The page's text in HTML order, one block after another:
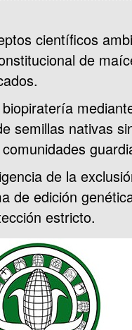
científicos
de
semillas nativas
de la
de edición
estricto.